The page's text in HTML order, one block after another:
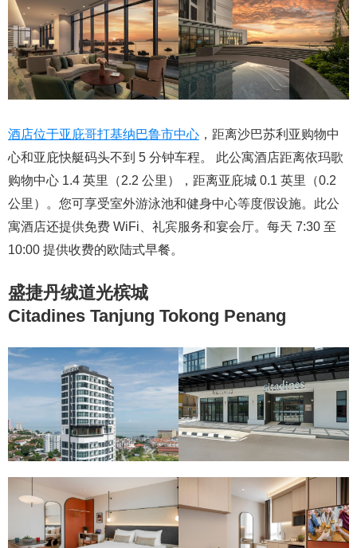
酒店位于亚庇哥打基纳巴鲁市中心 ，距离沙巴苏利亚购物中
心和亚庇快艇码头不到 5 分钟车程。 此公寓酒店距离依玛歌
购物中心 1.4 英里（2.2 公里），距离亚庇城 0.1 英里（0.2
公里）。您可享受室外游泳池和健身中心等度假设施。此公
寓酒店还提供免费 WiFi、礼宾服务和宴会厅。每天 7:30 至
10:00 提供收费的欧陆式早餐。
盛捷丹绒道光槟城
Citadines Tanjung Tokong Penang